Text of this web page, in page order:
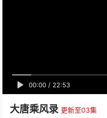
00:00 / 22:53
大唐乘风录 更新至03集